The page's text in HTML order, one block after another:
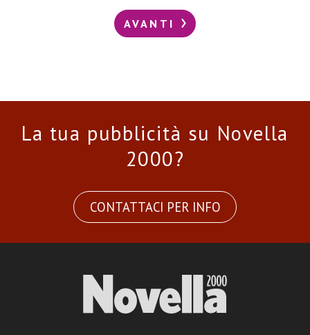
AVANTI
La tua pubblicità su Novella
2000?
CONTATTACI PER INFO